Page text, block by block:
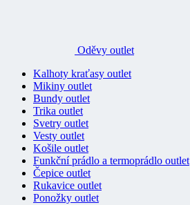
Oděvy outlet
Kalhoty kraťasy outlet
Mikiny outlet
Bundy outlet
Trika outlet
Svetry outlet
Vesty outlet
Košile outlet
Funkční prádlo a termoprádlo outlet
Čepice outlet
Rukavice outlet
Ponožky outlet